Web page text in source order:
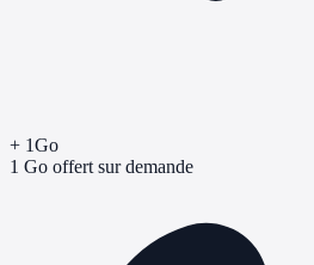
+ 1Go
1 Go offert sur demande